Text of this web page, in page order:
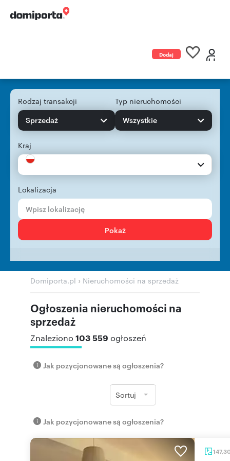
Dodaj
Rodzaj transakcji
Sprzedaż
Typ nieruchomości
Wszystkie
Kraj
Lokalizacja
Pokaż
Domiporta.pl › Nieruchomości na sprzedaż
Ogłoszenia nieruchomości na
sprzedaż
Znaleziono 103 559 ogłoszeń
Jak pozycjonowane są ogłoszenia?
Sortuj
Jak pozycjonowane są ogłoszenia?